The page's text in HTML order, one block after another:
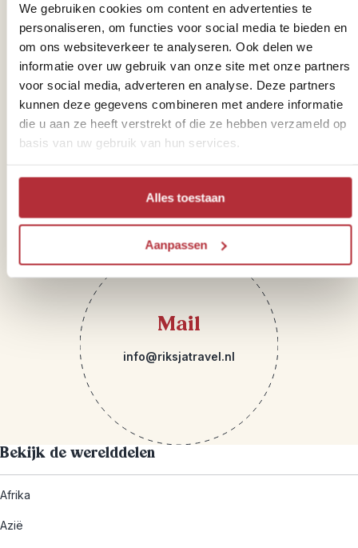
We gebruiken cookies om content en advertenties te
personaliseren, om functies voor social media te bieden en
om ons websiteverkeer te analyseren. Ook delen we
informatie over uw gebruik van onze site met onze partners
voor social media, adverteren en analyse. Deze partners
kunnen deze gegevens combineren met andere informatie
die u aan ze heeft verstrekt of die ze hebben verzameld op
basis van uw gebruik van hun services.
Alles toestaan
Aanpassen
Sparren of heb je vragen?
Telefoon
Mail
info@riksjatravel.nl
Bekijk de werelddelen
Afrika
Azië